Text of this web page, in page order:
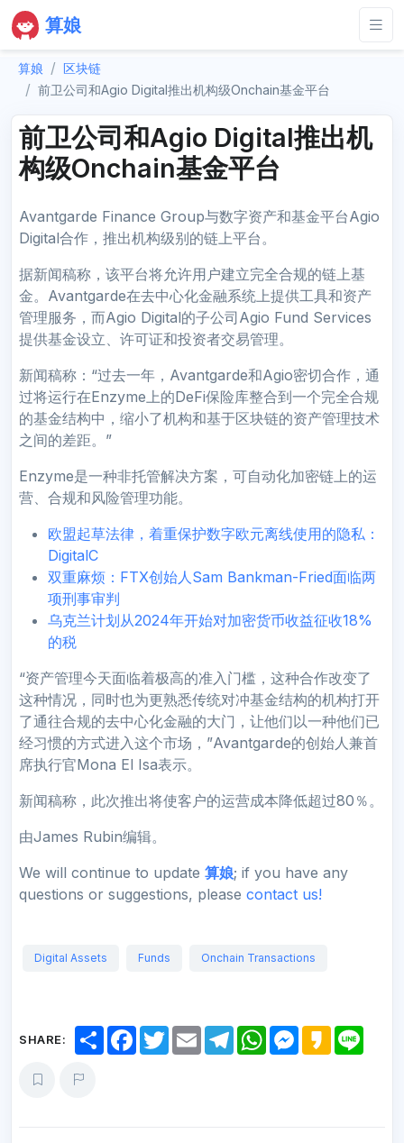
算娘
算娘
区块链
前卫公司和Agio Digital推出机构级Onchain基金平台
前卫公司和Agio Digital推出机
构级Onchain基金平台
Avantgarde Finance Group与数字资产和基金平台Agio
Digital合作，推出机构级别的链上平台。
据新闻稿称，该平台将允许用户建立完全合规的链上基
金。Avantgarde在去中心化金融系统上提供工具和资产
管理服务，而Agio Digital的子公司Agio Fund Services
提供基金设立、许可证和投资者交易管理。
新闻稿称：“过去一年，Avantgarde和Agio密切合作，通
过将运行在Enzyme上的DeFi保险库整合到一个完全合规
的基金结构中，缩小了机构和基于区块链的资产管理技术
之间的差距。”
Enzyme是一种非托管解决方案，可自动化加密链上的运
营、合规和风险管理功能。
欧盟起草法律，着重保护数字欧元离线使用的隐私：
DigitalC
双重麻烦：FTX创始人Sam Bankman-Fried面临两
项刑事审判
乌克兰计划从2024年开始对加密货币收益征收18%
的税
“资产管理今天面临着极高的准入门槛，这种合作改变了
这种情况，同时也为更熟悉传统对冲基金结构的机构打开
了通往合规的去中心化金融的大门，让他们以一种他们已
经习惯的方式进入这个市场，”Avantgarde的创始人兼首
席执行官Mona El Isa表示。
新闻稿称，此次推出将使客户的运营成本降低超过80％。
由James Rubin编辑。
We will continue to update 算娘; if you have any
questions or suggestions, please contact us!
Digital Assets Funds Onchain Transactions
SHARE:
S
h
F
a
T
w
E
m
T
e
W
h
M
K
a